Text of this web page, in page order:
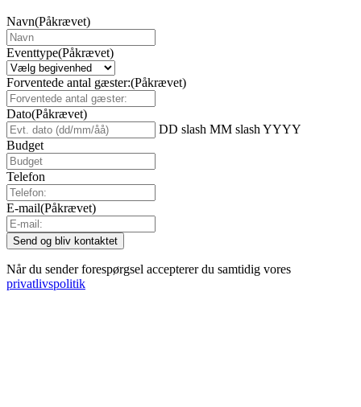
Navn(Påkrævet)
Eventtype(Påkrævet)
Forventede antal gæster:(Påkrævet)
Dato(Påkrævet)
DD slash MM slash YYYY
Budget
Telefon
E-mail(Påkrævet)
Når du sender forespørgsel accepterer du samtidig vores
privatlivspolitik